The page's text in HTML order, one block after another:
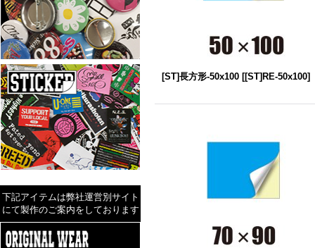
下記アイテムは弊社運営別サイト
にて製作のご案内をしております
[ST]長方形-50x100 [[ST]RE-50x100]